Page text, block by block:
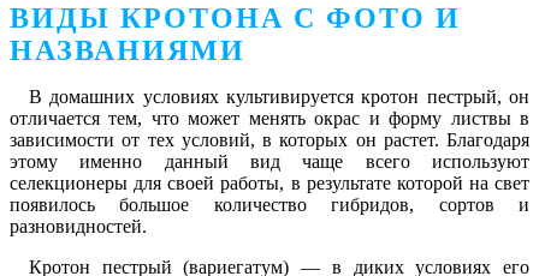
ВИДЫ КРОТОНА С ФОТО И
НАЗВАНИЯМИ
В домашних условиях культивируется кротон пестрый, он
отличается тем, что может менять окрас и форму листвы в
зависимости от тех условий, в которых он растет. Благодаря
этому именно данный вид чаще всего используют
селекционеры для своей работы, в результате которой на свет
появилось большое количество гибридов, сортов и
разновидностей.
Кротон пестрый (вариегатум) ― в диких условиях его